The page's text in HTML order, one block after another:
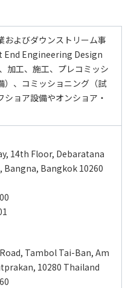
およびダウンストリーム事
End Engineering Design
加工、施工、プレコミッシ
）、コミッショニング（試
ョア設備やオンショア・
14th Floor, Debaratana
Bangna, Bangkok 10260
Tambol Tai-Ban, Am
10280 Thailand